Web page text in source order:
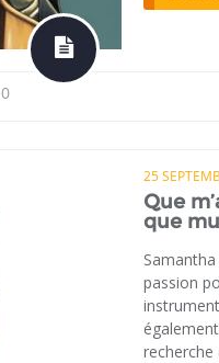
0
25
Que
que
passion
recherche